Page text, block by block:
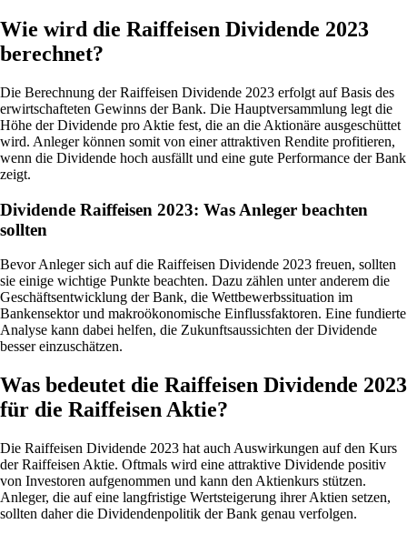
Wie wird die Raiffeisen Dividende 2023
berechnet?
Die Berechnung der Raiffeisen Dividende 2023 erfolgt auf Basis des
erwirtschafteten Gewinns der Bank. Die Hauptversammlung legt die
Höhe der Dividende pro Aktie fest, die an die Aktionäre ausgeschüttet
wird. Anleger können somit von einer attraktiven Rendite profitieren,
wenn die Dividende hoch ausfällt und eine gute Performance der Bank
zeigt.
Dividende Raiffeisen 2023: Was Anleger beachten
sollten
Bevor Anleger sich auf die Raiffeisen Dividende 2023 freuen, sollten
sie einige wichtige Punkte beachten. Dazu zählen unter anderem die
Geschäftsentwicklung der Bank, die Wettbewerbssituation im
Bankensektor und makroökonomische Einflussfaktoren. Eine fundierte
Analyse kann dabei helfen, die Zukunftsaussichten der Dividende
besser einzuschätzen.
Was bedeutet die Raiffeisen Dividende 2023
für die Raiffeisen Aktie?
Die Raiffeisen Dividende 2023 hat auch Auswirkungen auf den Kurs
der Raiffeisen Aktie. Oftmals wird eine attraktive Dividende positiv
von Investoren aufgenommen und kann den Aktienkurs stützen.
Anleger, die auf eine langfristige Wertsteigerung ihrer Aktien setzen,
sollten daher die Dividendenpolitik der Bank genau verfolgen.